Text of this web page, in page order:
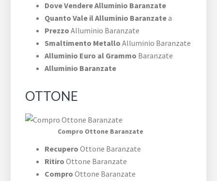
Dove Vendere Alluminio Baranzate
Quanto Vale il Alluminio Baranzatea
Prezzo Alluminio Baranzate
Smaltimento Metallo Alluminio Baranzate
Alluminio Euro al Grammo Baranzate
Alluminio Baranzate
OTTONE
Compro Ottone Baranzate
RecuperoOttone Baranzate
Ritiro Ottone Baranzate
Compro Ottone Baranzate